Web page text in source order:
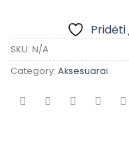
SKU: N/A
Category: Aksesuarai